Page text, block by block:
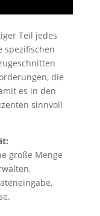
Teil jedes
spezifischen
die
es in den
sinnvoll
große Menge